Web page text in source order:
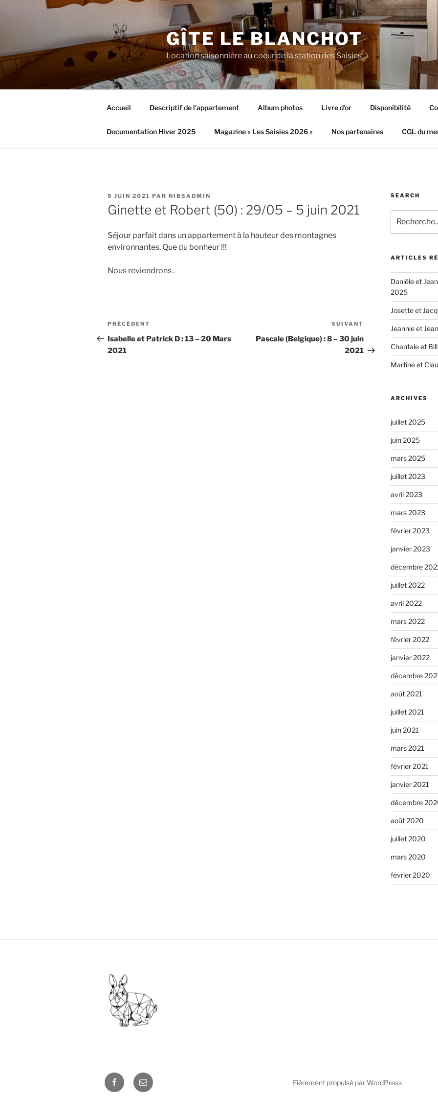
GÎTE LE BLANCHOT
Location saisonnière au coeur de la station des Saisies
Accueil Descriptif de l’appartement Album photos Livre d’or Disponibilité
Documentation Hiver 2025 Magazine « Les Saisies 2026 » Nos partenaires CGL du
PUBLIÉ
LE
5 JUIN 2021 PAR NIBSADMIN
Ginette et Robert (50) : 29/05 – 5 juin 2021
Séjour parfait dans un appartement à la hauteur des montagnes
environnantes. Que du bonheur !!!
Nous reviendrons .
Navigation
de
l’article
Article
précédent
PRÉCÉDENT
Isabelle et Patrick D : 13 – 20 Mars
2021
suivant
SUIVANT
Pascale (Belgique) : 8 – 30 juin
2021
SEARCH
pour
:
ARTICLES
Danièle et
2025
Josette et
Jeannie et
Chantale et
Martine et
ARCHIVES
juillet 2025
juin 2025
mars 2025
juillet 2023
avril 2023
mars 2023
février 2023
janvier 2023
décembre
juillet 2022
avril 2022
mars 2022
février 2022
janvier 2022
décembre
août 2021
juillet 2021
juin 2021
mars 2021
février 2021
janvier 2021
décembre
août 2020
juillet 2020
mars 2020
février 2020
Facebook
E-
mail
Fièrement propulsé par WordPress